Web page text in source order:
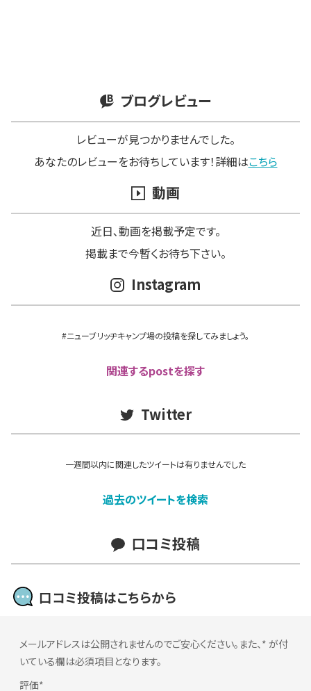
ブログレビュー
レビューが見つかりませんでした。
あなたのレビューをお待ちしています！詳細はこちら
動画
近日､動画を掲載予定です。
掲載まで今暫くお待ち下さい。
Instagram
#ニューブリッヂキャンプ場の投稿を探してみましょう。
関連するpostを探す
Twitter
一週間以内に関連したツイートは有りませんでした
過去のツイートを検索
口コミ投稿
口コミ投稿はこちらから
メールアドレスは公開されませんのでご安心ください。また、 * が付
いている欄は必須項目となります。